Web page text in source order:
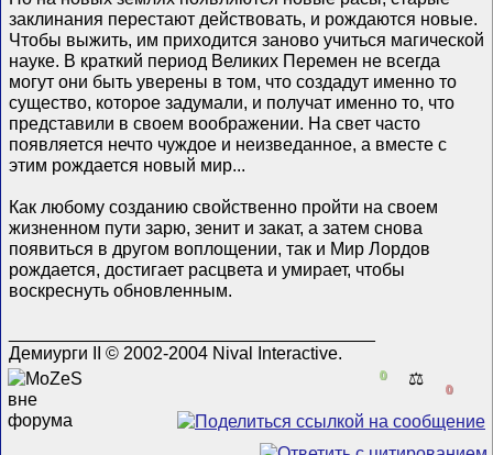
заклинания перестают действовать, и рождаются новые.
Чтобы выжить, им приходится заново учиться магической
науке. В краткий период Великих Перемен не всегда
могут они быть уверены в том, что создадут именно то
существо, которое задумали, и получат именно то, что
представили в своем воображении. На свет часто
появляется нечто чуждое и неизведанное, а вместе с
этим рождается новый мир...
Как любому созданию свойственно пройти на своем
жизненном пути зарю, зенит и закат, а затем снова
появиться в другом воплощении, так и Мир Лордов
рождается, достигает расцвета и умирает, чтобы
воскреснуть обновленным.
Демиурги II © 2002-2004 Nival Interactive.
0 ⚖️
0